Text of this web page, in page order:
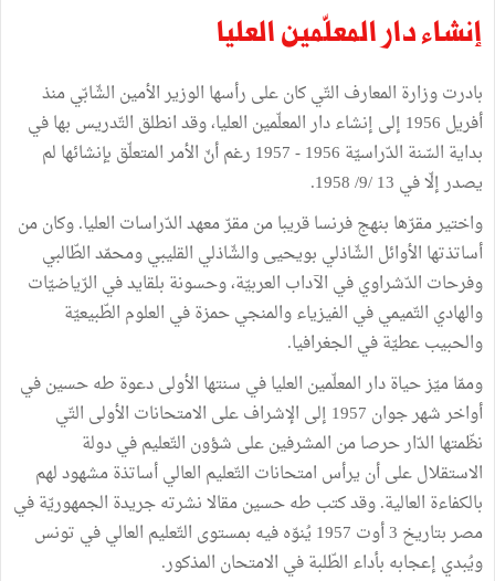
إنشاء دار المعلّمين العليا
بادرت وزارة المعارف التّي كان على رأسها الوزير الأمين الشّابّي منذ
أفريل 1956 إلى إنشاء دار المعلّمين العليا، وقد انطلق التّدريس بها في
بداية السّنة الدّراسيّة 1956 - 1957 رغم أنّ الأمر المتعلّق بإنشائها لم
يصدر إلّا في 13 /9/ 1958.
واختير مقرّها بنهج فرنسا قريبا من مقرّ معهد الدّراسات العليا. وكان من
أساتذتها الأوائل الشّاذلي بويحيى والشّاذلي القليبي ومحمّد الطّالبي
وفرحات الدّشراوي في الآداب العربيّة، وحسونة بلقايد في الرّياضيّات
والهادي التّميمي في الفيزياء والمنجي حمزة في العلوم الطّبيعيّة
والحبيب عطيّة في الجغرافيا.
وممّا ميّز حياة دار المعلّمين العليا في سنتها الأولى دعوة طه حسين في
أواخر شهر جوان 1957 إلى الإشراف على الامتحانات الأولى التّي
نظّمتها الدّار حرصا من المشرفين على شؤون التّعليم في دولة
الاستقلال على أن يرأس امتحانات التّعليم العالي أساتذة مشهود لهم
بالكفاءة العالية. وقد كتب طه حسين مقالا نشرته جريدة الجمهوريّة في
مصر بتاريخ 3 أوت 1957 يُنوّه فيه بمستوى التّعليم العالي في تونس
ويُبدي إعجابه بأداء الطّلبة في الامتحان المذكور.